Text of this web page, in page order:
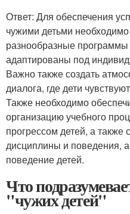
Ответ: Для обеспечения
чужими детьми
разнообразные
адаптированы под
Важно также создать
диалога, где дети
Также необходимо
организацию учебного
прогрессом детей, а также
дисциплины и поведения,
поведение детей.
Что
"чужих детей"